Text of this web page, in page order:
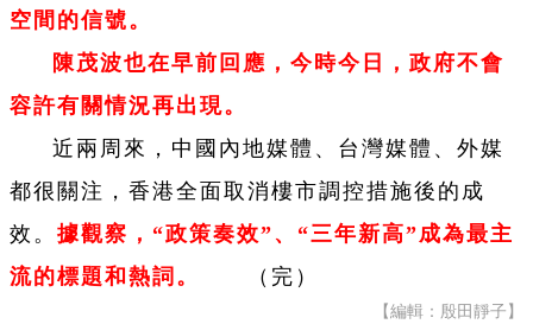
空間的信號。
陳茂波也在早前回應，今時今日，政府不會
容許有關情況再出現。
近兩周來，中國內地媒體、台灣媒體、外媒
都很關注，香港全面取消樓市調控措施後的成
效。 據觀察，“政策奏效”、“三年新高”成為最主
流的標題和熱詞。
（完）
【編輯：殷田靜子】